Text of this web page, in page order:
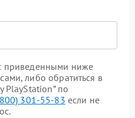
приведенными ниже
либо обратиться в
PlayStation” по
301-55-83 если не